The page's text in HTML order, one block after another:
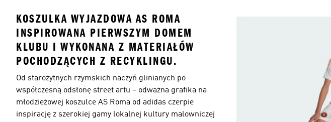
KOSZULKA WYJAZDOWA AS ROMA
INSPIROWANA PIERWSZYM DOMEM
KLUBU I WYKONANA Z MATERIAŁÓW
POCHODZĄCYCH Z RECYKLINGU.
Od starożytnych rzymskich naczyń glinianych po
współczesną odsłonę street artu – odważna grafika na
młodzieżowej koszulce AS Roma od adidas czerpie
inspirację z szerokiej gamy lokalnej kultury malowniczej